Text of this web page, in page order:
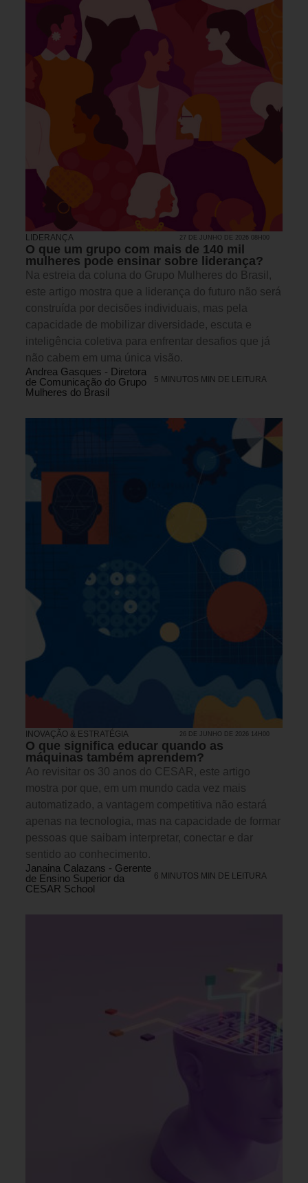
LIDERANÇA 27 DE JUNHO DE 2026 08H00
O que um grupo com mais de 140 mil
mulheres pode ensinar sobre liderança?
Na estreia da coluna do Grupo Mulheres do Brasil,
este artigo mostra que a liderança do futuro não será
construída por decisões individuais, mas pela
capacidade de mobilizar diversidade, escuta e
inteligência coletiva para enfrentar desafios que já
não cabem em uma única visão.
Andrea Gasques - Diretora
de Comunicação do Grupo
Mulheres do Brasil
5 MINUTOS MIN DE LEITURA
INOVAÇÃO & ESTRATÉGIA 26 DE JUNHO DE 2026 14H00
O que significa educar quando as
máquinas também aprendem?
Ao revisitar os 30 anos do CESAR, este artigo
mostra por que, em um mundo cada vez mais
automatizado, a vantagem competitiva não estará
apenas na tecnologia, mas na capacidade de formar
pessoas que saibam interpretar, conectar e dar
sentido ao conhecimento.
Janaina Calazans - Gerente
de Ensino Superior da
CESAR School
6 MINUTOS MIN DE LEITURA